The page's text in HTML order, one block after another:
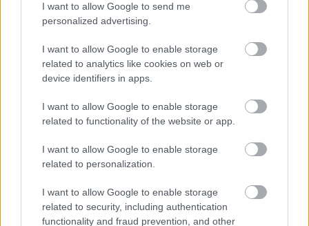
I want to allow Google to send me
personalized advertising.
I want to allow Google to enable storage
related to analytics like cookies on web or
device identifiers in apps.
I want to allow Google to enable storage
related to functionality of the website or app.
I want to allow Google to enable storage
related to personalization.
I want to allow Google to enable storage
related to security, including authentication
functionality and fraud prevention, and other
postaládájába érkezik!
A SZOL24 legfrissebb 24 cikke
a közoktatásban – például az iskolaigazgatók visszakapják
munkáltatói jogaikat
Sok volt az igazolatlan hiányzás, Pócs János fizetéslevonást
kapott, más fideszesek még kevesebbet vittek haza